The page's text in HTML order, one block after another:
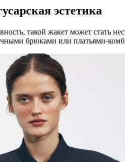
эстетика
такой жакет может стать
брюками или платьями-